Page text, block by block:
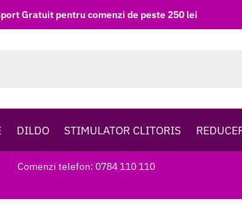
Gratuit pentru comenzi de peste 250 lei
DILDO STIMULATOR CLITORIS
Comenzi telefon: 0784 110 110